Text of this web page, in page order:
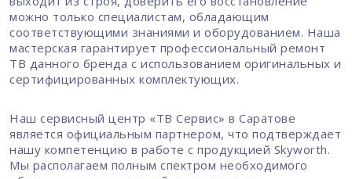
можно только специалистам, обладающим
соответствующими знаниями и оборудованием. Наша
мастерская гарантирует профессиональный ремонт
ТВ данного бренда с использованием оригинальных и
сертифицированных комплектующих.
Наш сервисный центр «ТВ Сервис» в Саратове
является официальным партнером, что подтверждает
нашу компетенцию в работе с продукцией Skyworth.
Мы располагаем полным спектром необходимого